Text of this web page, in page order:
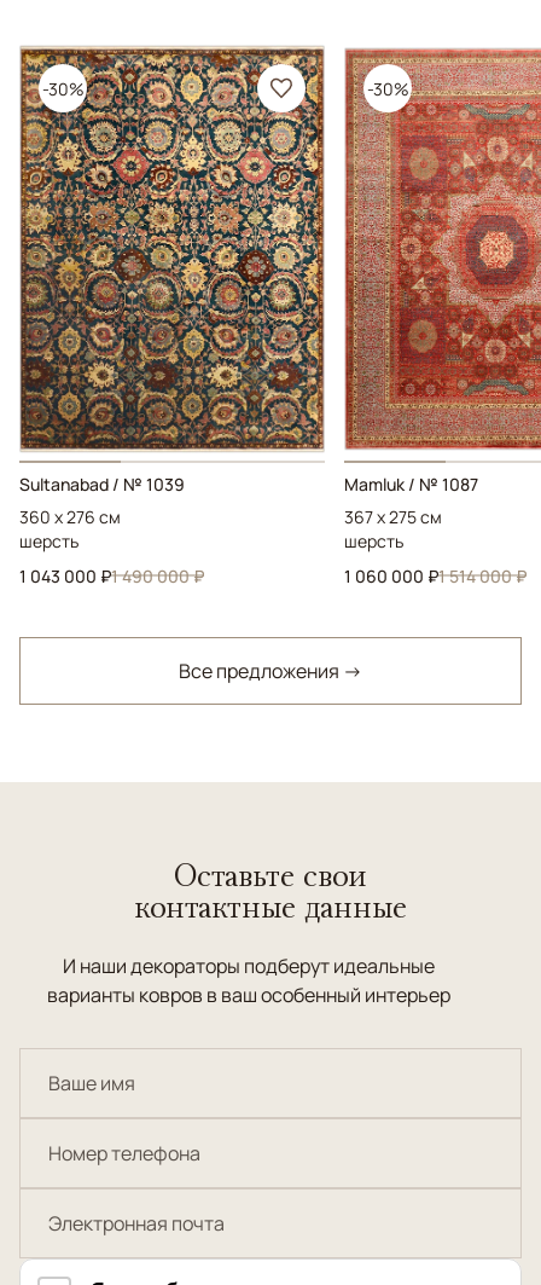
-30%
Sultanabad / № 1039
360 x 276 см
шерсть
1 043 000 ₽1 490 000 ₽
-30%
Mamluk / № 1087
367 x 275 см
шерсть
1 060 000 ₽1 514 000 ₽
Все предложения →
Оставьте свои
контактные данные
И наши декораторы подберут идеальные
варианты ковров в ваш особенный интерьер